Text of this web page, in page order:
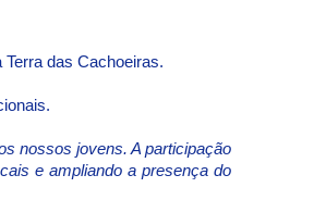
das Cachoeiras.
nossos jovens. A participação
e ampliando a presença do